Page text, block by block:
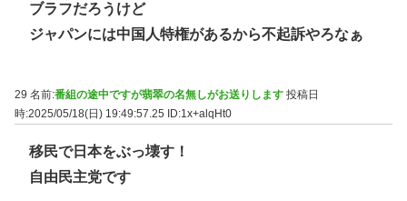
ブラフだろうけど
ジャパンには中国人特権があるから不起訴やろなぁ
29 名前:番組の途中ですが翡翠の名無しがお送りします 投稿日
時:2025/05/18(日) 19:49:57.25 ID:1x+alqHt0
移民で日本をぶっ壊す！
自由民主党です